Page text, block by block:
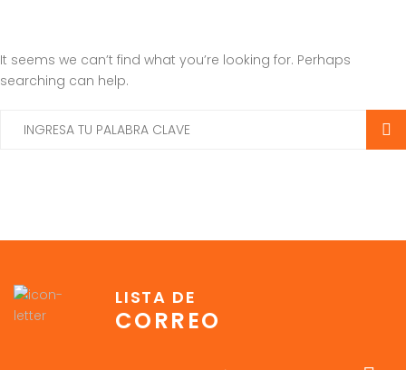
It seems we can’t find what you’re looking for. Perhaps
searching can help.
LISTA DE
CORREO